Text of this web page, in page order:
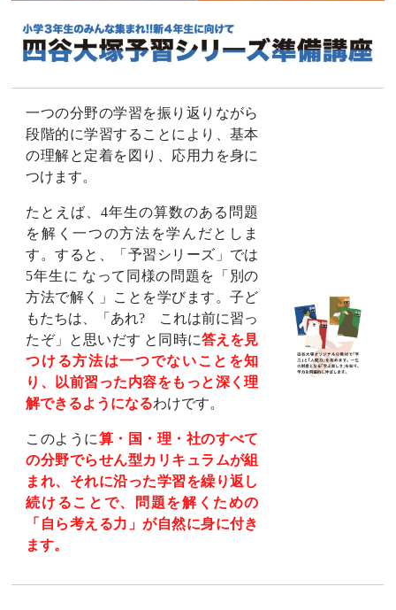
一つの分野の学習を振り返りながら
段階的に学習することにより、基本
の理解と定着を図り、応用力を身に
つけます。
たとえば、4年生の算数のある問題
を解く一つの方法を学んだとしま
す。すると、「予習シリーズ」では
5年生に なって同様の問題を「別の
方法で解く」ことを学びます。子ど
もたちは、「あれ? これは前に習っ
たぞ」と思いだす と同時に答えを見
つける方法は一つでないことを知
り、以前習った内容をもっと深く理
解できるようになるわけです。
このように算・国・理・社のすべて
の分野でらせん型カリキュラムが組
まれ、それに沿った学習を繰り返し
続けることで、問題を解くための
「自ら考える力」が自然に身に付き
ます。